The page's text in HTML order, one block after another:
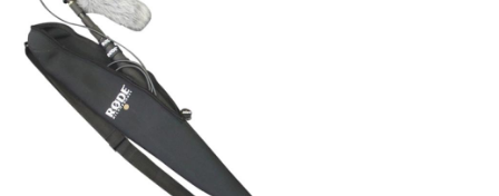
SZOLGÁLTATÁSOK
ÚJ TERMÉKEK